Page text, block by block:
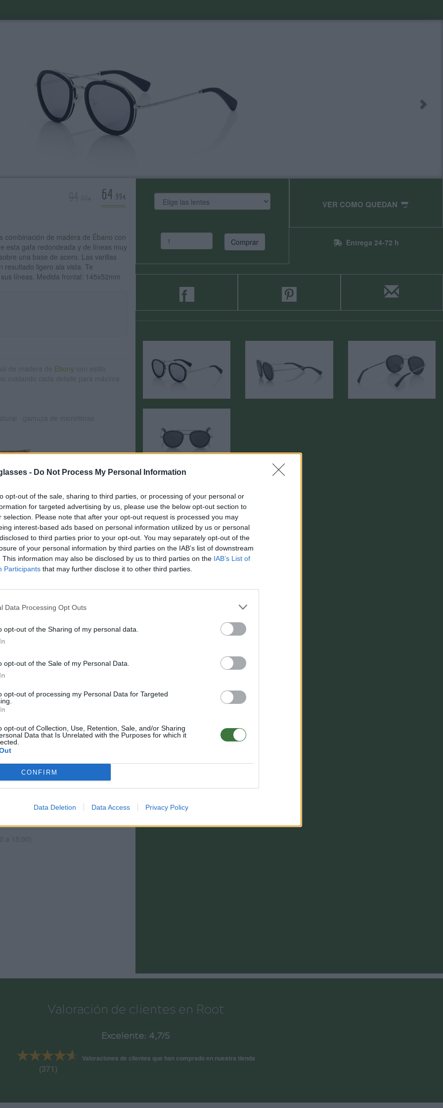
- Do Not Process My Personal Information
opt-out of the sale, sharing to third parties, or processing of your personal or
for targeted advertising by us, please use the below opt-out section to
selection. Please note that after your opt-out request is processed you may
interest-based ads based on personal information utilized by us or personal
to third parties prior to your opt-out. You may separately opt-out of the
of your personal information by third parties on the IAB’s list of downstream
This information may also be disclosed by us to third parties on the IAB’s List of
Participants that may further disclose it to other third parties.
Data Processing Opt Outs
opt-out of the Sharing of my personal data.
opt-out of the Sale of my Personal Data.
opt-out of processing my Personal Data for Targeted
opt-out of Collection, Use, Retention, Sale, and/or Sharing
Data that Is Unrelated with the Purposes for which it
CONFIRM
Data Deletion Data Access Privacy Policy
64 .99€
combinación de madera de Ébano con
esta gafa redondeada y de líneas muy
una base de acero. Las varillas
resultado ligero ala vista. Te
líneas. Medida frontal: 145x52mm
Ebony
Gris REVO). Reducen reflejos y
perfecto.
Comprar
Comprar
y no están incluidos para todos los
Comprar
VER COMO QUEDAN
Entrega 24-72 h
Valoración de clientes en Root
Excelente: 4,7/5
★★★★★
★★★★★
(371)
Valoraciones de clientes que han comprado en nuestra tienda